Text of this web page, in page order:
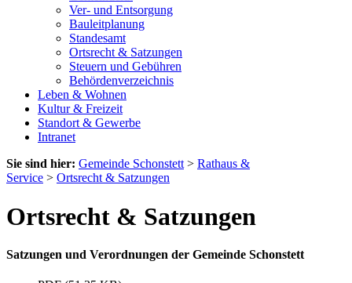
Ver- und Entsorgung
Bauleitplanung
Standesamt
Ortsrecht & Satzungen
Steuern und Gebühren
Behördenverzeichnis
Leben & Wohnen
Kultur & Freizeit
Standort & Gewerbe
Intranet
Sie sind hier: Gemeinde Schonstett > Rathaus &
Service > Ortsrecht & Satzungen
Ortsrecht & Satzungen
Satzungen und Verordnungen der Gemeinde Schonstett